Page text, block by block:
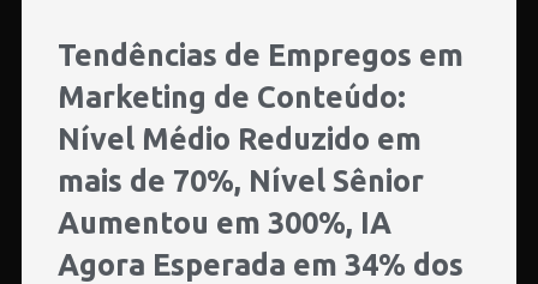
Tendências de Empregos em
Marketing de Conteúdo:
Nível Médio Reduzido em
mais de 70%, Nível Sênior
Aumentou em 300%, IA
Agora Esperada em 34% dos